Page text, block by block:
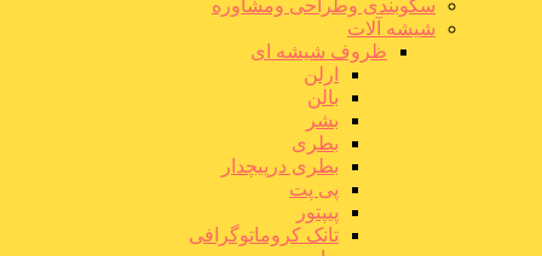
سکوبندی وطراحی ومشاوره
شیشه آلات
ظروف شیشه ای
ارلن
بالن
بشر
بطری
بطری درپیچدار
پی پت
پیپتور
تانک کروماتوگرافی